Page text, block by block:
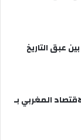
عبق التاريخ
المغربي بـ